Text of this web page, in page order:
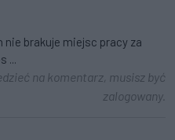
nie brakuje miejsc pracy za
...
na komentarz, musisz być
zalogowany.